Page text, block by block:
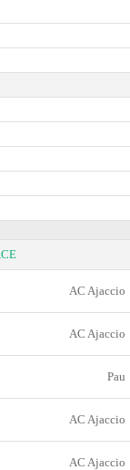
AC Ajaccio
AC Ajaccio
Pau
AC Ajaccio
AC Ajaccio